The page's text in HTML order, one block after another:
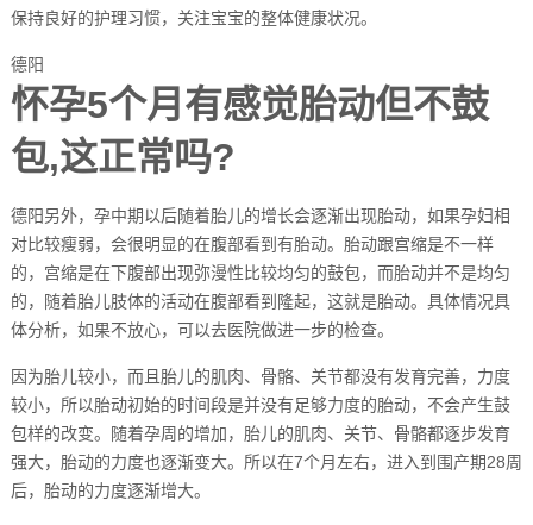
保持良好的护理习惯，关注宝宝的整体健康状况。
德阳
怀孕5个月有感觉胎动但不鼓
包,这正常吗?
德阳另外，孕中期以后随着胎儿的增长会逐渐出现胎动，如果孕妇相
对比较瘦弱，会很明显的在腹部看到有胎动。胎动跟宫缩是不一样
的，宫缩是在下腹部出现弥漫性比较均匀的鼓包，而胎动并不是均匀
的，随着胎儿肢体的活动在腹部看到隆起，这就是胎动。具体情况具
体分析，如果不放心，可以去医院做进一步的检查。
因为胎儿较小，而且胎儿的肌肉、骨骼、关节都没有发育完善，力度
较小，所以胎动初始的时间段是并没有足够力度的胎动，不会产生鼓
包样的改变。随着孕周的增加，胎儿的肌肉、关节、骨骼都逐步发育
强大，胎动的力度也逐渐变大。所以在7个月左右，进入到围产期28周
后，胎动的力度逐渐增大。